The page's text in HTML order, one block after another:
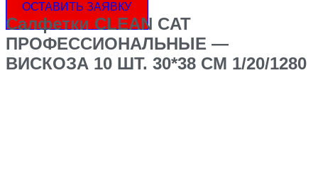
ОСТАВИТЬ ЗАЯВКУ
Салфетки CLEAN CAT
ПРОФЕССИОНАЛЬНЫЕ —
ВИСКОЗА 10 ШТ. 30*38 СМ 1/20/1280